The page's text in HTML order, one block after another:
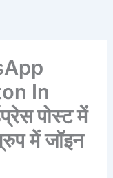
In
पोस्ट में
में जॉइन